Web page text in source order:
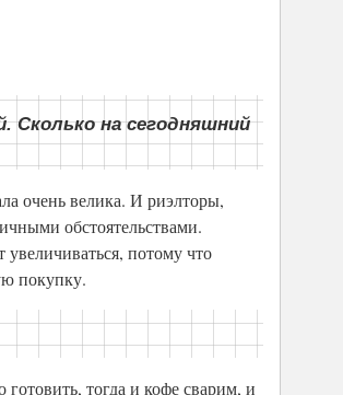
Сколько на сегодняшний
очень велика. И риэлторы,
обстоятельствами.
потому что
покупку.
тогда и кофе сварим, и